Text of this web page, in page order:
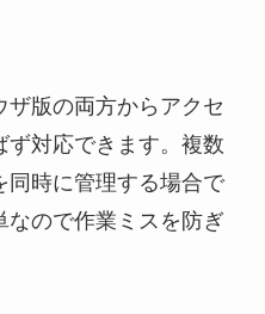
ザ版の両方からアクセ
ず対応できます。複数
同時に管理する場合で
なので作業ミスを防ぎ